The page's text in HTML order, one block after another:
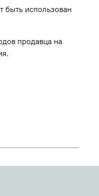
быть использован
продавца на